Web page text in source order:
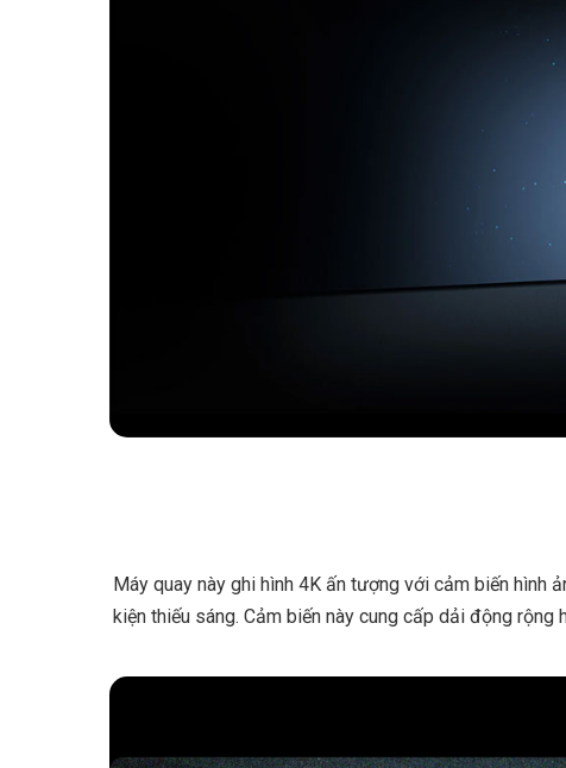
Máy quay này ghi hình 4K ấn tượng với cảm biến hình
kiện thiếu sáng. Cảm biến này cung cấp dải động